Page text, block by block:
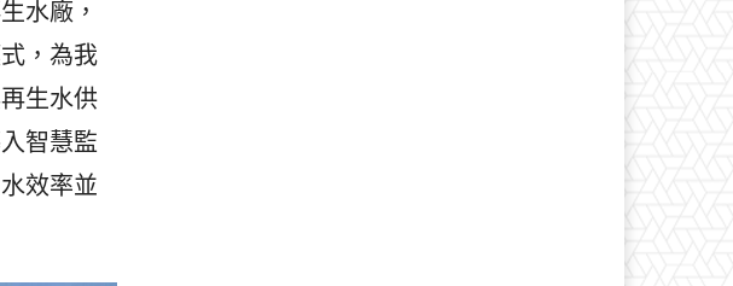
水廠，
，為我
生水供
智慧監
效率並